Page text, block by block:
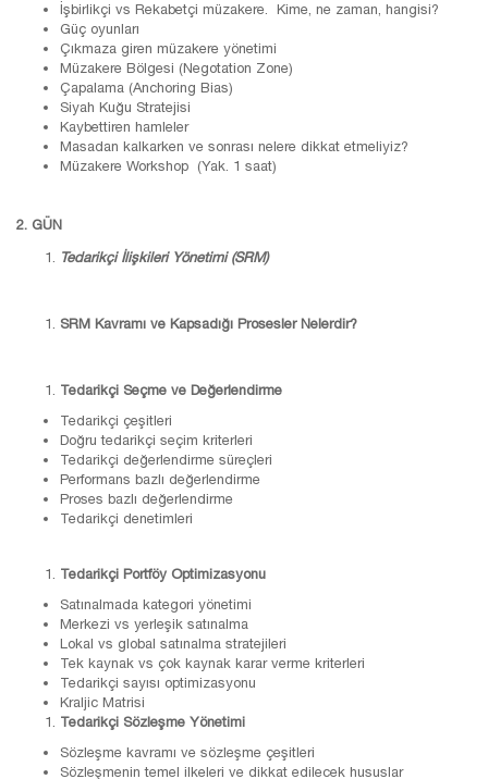
İşbirlikçi vs Rekabetçi müzakere. Kime, ne zaman, hangisi?
Güç oyunları
Çıkmaza giren müzakere yönetimi
Müzakere Bölgesi (Negotation Zone)
Çapalama (Anchoring Bias)
Siyah Kuğu Stratejisi
Kaybettiren hamleler
Masadan kalkarken ve sonrası nelere dikkat etmeliyiz?
Müzakere Workshop (Yak. 1 saat)
2. GÜN
Tedarikçi İlişkileri Yönetimi (SRM)
SRM Kavramı ve Kapsadığı Prosesler Nelerdir?
Tedarikçi Seçme ve Değerlendirme
Tedarikçi çeşitleri
Doğru tedarikçi seçim kriterleri
Tedarikçi değerlendirme süreçleri
Performans bazlı değerlendirme
Proses bazlı değerlendirme
Tedarikçi denetimleri
Tedarikçi Portföy Optimizasyonu
Satınalmada kategori yönetimi
Merkezi vs yerleşik satınalma
Lokal vs global satınalma stratejileri
Tek kaynak vs çok kaynak karar verme kriterleri
Tedarikçi sayısı optimizasyonu
Kraljic Matrisi
Tedarikçi Sözleşme Yönetimi
Sözleşme kavramı ve sözleşme çeşitleri
Sözleşmenin temel ilkeleri ve dikkat edilecek hususlar